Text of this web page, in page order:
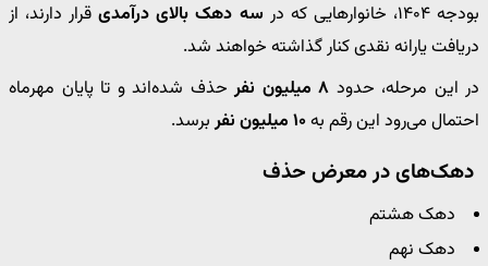
بودجه ۱۴۰۴، خانوارهایی که در
سه دهک بالای درآمدیقرار دارند، از
دریافت یارانه نقدی کنار گذاشته خواهند شد.
در این مرحله، حدود ۸ میلیون نفر
حذف شده‌اند و تا پایان مهرماه
احتمال می‌رود این رقم به۱۰ میلیون نفر برسد.
دهک‌های در معرض حذف
دهک هشتم
دهک نهم